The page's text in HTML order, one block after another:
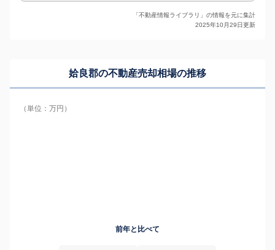
「不動産情報ライブラリ」の情報を元に集計
2025年10月29日更新
姶良郡の不動産売却相場の推移
（単位：万円）
前年と比べて